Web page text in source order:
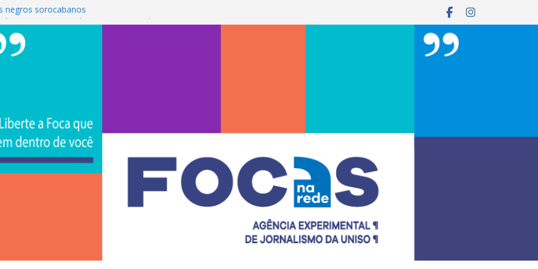
negros sorocabanos
é a terceira artista do #ConviteMPB do
Brasil 2026 promove integração, ciência e
na Uniso